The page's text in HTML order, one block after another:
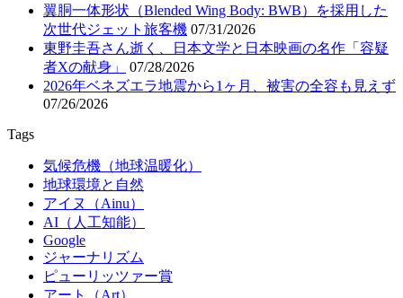
翼胴一体形状（Blended Wing Body: BWB）を採用した
次世代ジェット旅客機 07/31/2026
東野圭吾さん逝く、日本文学と日本映画の名作「容疑
者Xの献身」
07/28/2026
2026年ベネズエラ地震から1ヶ月、被害の全容も見えず
07/26/2026
Tags
気候危機（地球温暖化）
地球環境と自然
アイヌ（Ainu）
AI（人工知能）
Google
ジャーナリズム
ピューリッツァー賞
アート（Art）